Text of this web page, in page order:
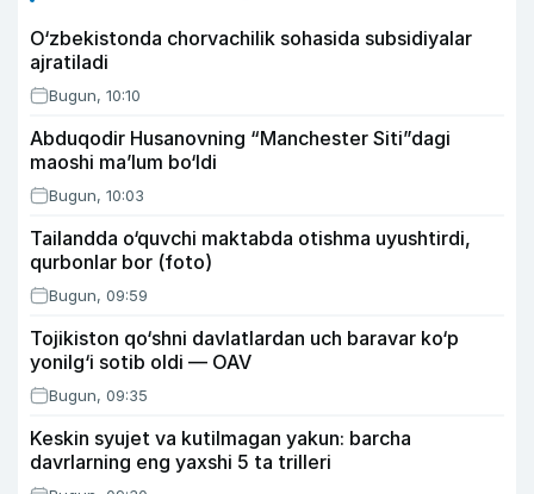
O‘zbekistonda chorvachilik sohasida subsidiyalar
ajratiladi
Bugun, 10:10
Abduqodir Husanovning “Manchester Siti”dagi
maoshi ma’lum bo‘ldi
Bugun, 10:03
Tailandda o‘quvchi maktabda otishma uyushtirdi,
qurbonlar bor (foto)
Bugun, 09:59
Tojikiston qo‘shni davlatlardan uch baravar ko‘p
yonilg‘i sotib oldi — OAV
Bugun, 09:35
Keskin syujet va kutilmagan yakun: barcha
davrlarning eng yaxshi 5 ta trilleri